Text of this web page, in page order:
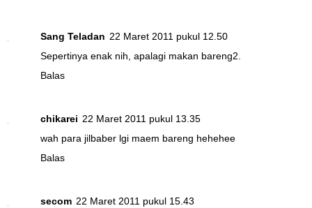
Sang Teladan 22 Maret 2011 pukul 12.50
Sepertinya enak nih, apalagi makan bareng2.
Balas
chikarei 22 Maret 2011 pukul 13.35
wah para jilbaber lgi maem bareng hehehee
Balas
secom 22 Maret 2011 pukul 15.43